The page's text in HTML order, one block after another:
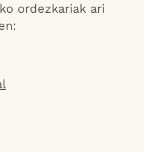
ordezkariak ari